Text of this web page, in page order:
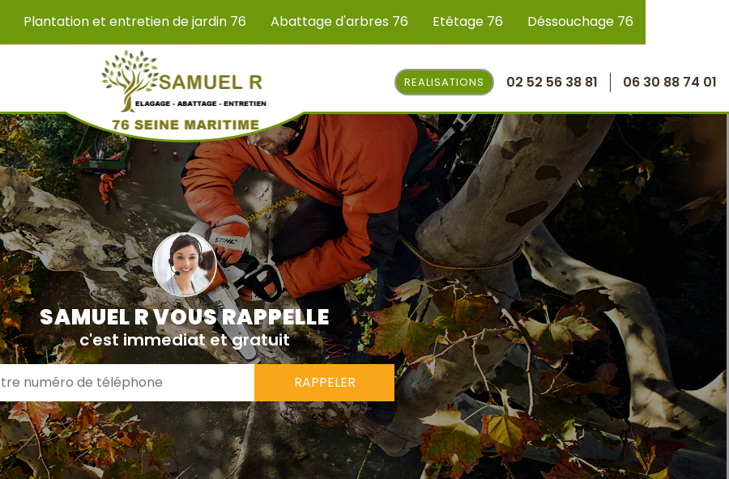
Plantation et entretien de jardin 76 Abattage d'arbres 76 Etêtage 76 Déssouchage 76
REALISATIONS 02 52 56 38 81 06 30 88 74 01
SAMUEL R VOUS RAPPELLE
c'est immediat et gratuit